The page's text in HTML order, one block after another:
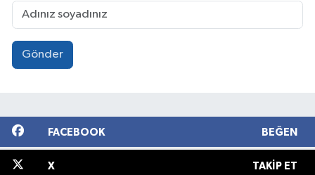
Gönder
FACEBOOK BEĞEN
X TAKIP ET